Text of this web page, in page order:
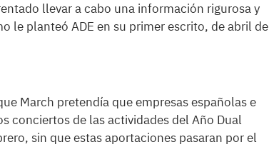
llevar a cabo una información rigurosa y
le planteó ADE en su primer escrito, de abril de
March pretendía que empresas españolas e
conciertos de las actividades del Año Dual
sin que estas aportaciones pasaran por el